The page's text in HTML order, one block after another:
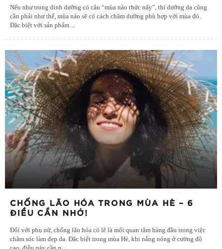
Nếu như trong dinh dưỡng có câu “mùa nào thức nấy”, thì dưỡng da cũng
cần phải như thế, mùa nào sẽ có cách chăm dưỡng phù hợp với mùa đó.
Đặc biệt với sản phẩm ...
CHỐNG LÃO HÓA TRONG MÙA HÈ – 6
ĐIỀU CẦN NHỚ!
Đối với phụ nữ, chống lão hóa có lẽ là mối quan tâm hàng đầu trong việc
chăm sóc làm đẹp da. Đặc biệt trong mùa Hè, khi nắng nóng ở cường độ